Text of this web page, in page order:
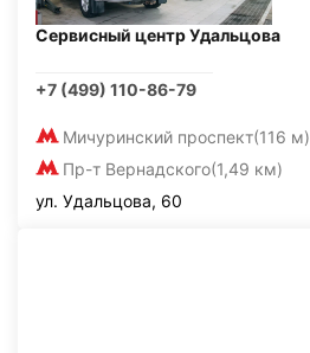
Сервисный центр Удальцова
+7 (499) 110-86-79
Мичуринский проспект(116 м)
Пр-т Вернадского(1,49 км)
ул. Удальцова, 60